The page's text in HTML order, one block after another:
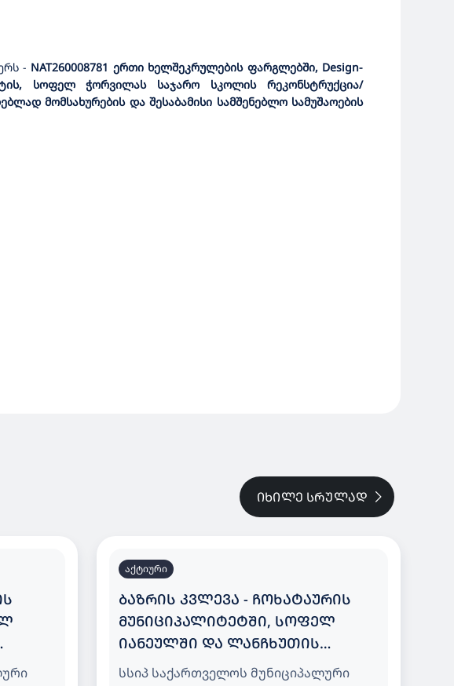
- NAT260008781 ერთი ხელშეკრულების ფარგლებში, Design-
სოფელ ჭორვილას საჯარო სკოლის რეკონსტრუქცია/
მომსახურების და შესაბამისი სამშენებლო სამუშაოების
ᲘᲮᲘᲚᲔ ᲡᲠᲣᲚᲐᲓ
აქტიური
ᲑᲐᲖᲠᲘᲡ ᲙᲕᲚᲔᲕᲐ - ᲩᲝᲮᲐᲢᲐᲣᲠᲘᲡ
ᲛᲣᲜᲘᲪᲘᲞᲐᲚᲘᲢᲔᲢᲨᲘ, ᲡᲝᲤᲔᲚ
ᲘᲐᲜᲔᲣᲚᲨᲘ ᲓᲐ ᲚᲐᲜᲩᲮᲣᲗᲘᲡ
ᲛᲣᲜᲘᲪᲘᲞᲐᲚᲘᲢᲔᲢᲨᲘ, ᲡᲝᲤᲔᲚ
სსიპ საქართველოს მუნიციპალური